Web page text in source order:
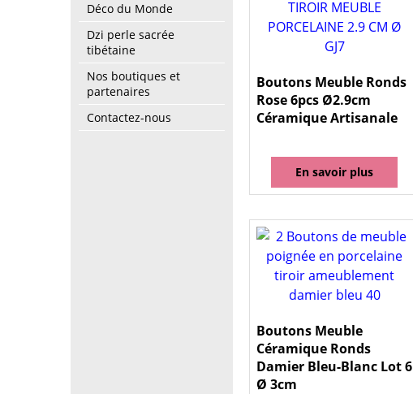
Déco du Monde
Dzi perle sacrée
tibétaine
Nos boutiques et
partenaires
Contactez-nous
Boutons Meuble Ronds
Rose 6pcs Ø2.9cm
Céramique Artisanale
En savoir plus
Boutons Meuble
Céramique Ronds
Damier Bleu-Blanc Lot 6
Ø 3cm